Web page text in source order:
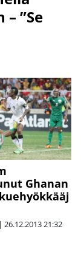
”Se
Ghanan
| 26.12.201321:32